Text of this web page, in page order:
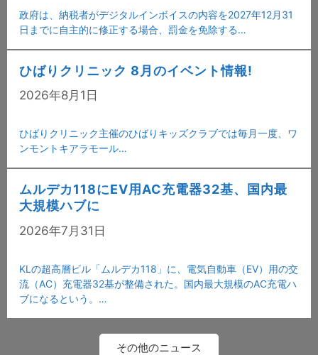
政府は、納税者がデジタルインボイスの内容を2027年12月31
日までに自主的に修正する場合、罰金を免除する…
ひばりクリニック 8月のイベント情報!
2026年8月1日
ひばりクリニック主催のひばりキッズクラブでは毎月一度、ワ
ンモントキアラモール…
ムルデカ118にEV用AC充電器32基、国内最
大規模ハブに
2026年7月31日
KLの超高層ビル「ムルデカ118」に、電気自動車（EV）用の交
流（AC）充電器32基が整備された。国内最大規模のAC充電ハ
ブになるという。…
その他のニュース